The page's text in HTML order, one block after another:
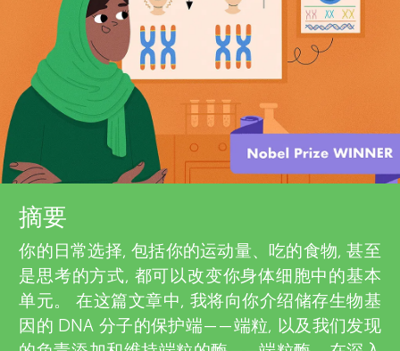
r
o
u
n
a
d
r
e
v
i
摘要
你的日常选择, 包括你的运动量、吃的食物, 甚至
是思考的方式, 都可以改变你身体细胞中的基本
单元。 在这篇文章中, 我将向你介绍储存生物基
因的 DNA 分子的保护端——端粒, 以及我们发现